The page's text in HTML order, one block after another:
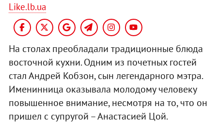
Like.lb.ua
На столах преобладали традиционные блюда
восточной кухни. Одним из почетных гостей
стал Андрей Кобзон, сын легендарного мэтра.
Именинница оказывала молодому человеку
повышенное внимание, несмотря на то, что он
пришел с супругой – Анастасией Цой.